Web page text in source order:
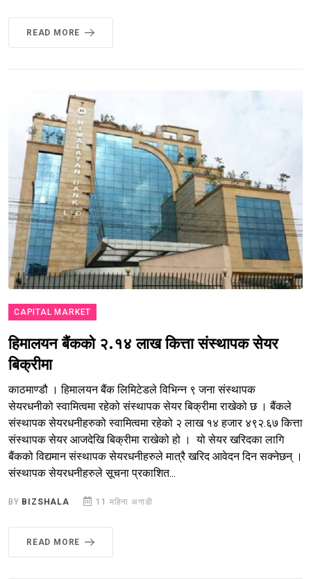
READ MORE
CAPITAL MARKET
हिमालयन बैंकको २.१४ लाख कित्ता संस्थापक सेयर
बिक्रीमा
काठमाण्डौ । हिमालयन बैंक लिमिटेडले विभिन्न ९ जना संस्थापक
सेयरधनीको स्वामित्वमा रहेको संस्थापक सेयर बिक्रीमा राखेको छ । बैंकले
संस्थापक सेयरधनीहरुको स्वामित्वमा रहेको २ लाख १४ हजार ४९२.६७ कित्ता
संस्थापक सेयर आजदेखि बिक्रीमा राखेको हो । यो सेयर खरिदका लागि
बैंकको विद्यमान संस्थापक सेयरधनीहरुले मात्रै खरिद आवेदन दिन सक्नेछन् ।
संस्थापक सेयरधनीहरुले सूचना प्रकाशित...
BY BIZSHALA 11 महिना अगाडी
READ MORE